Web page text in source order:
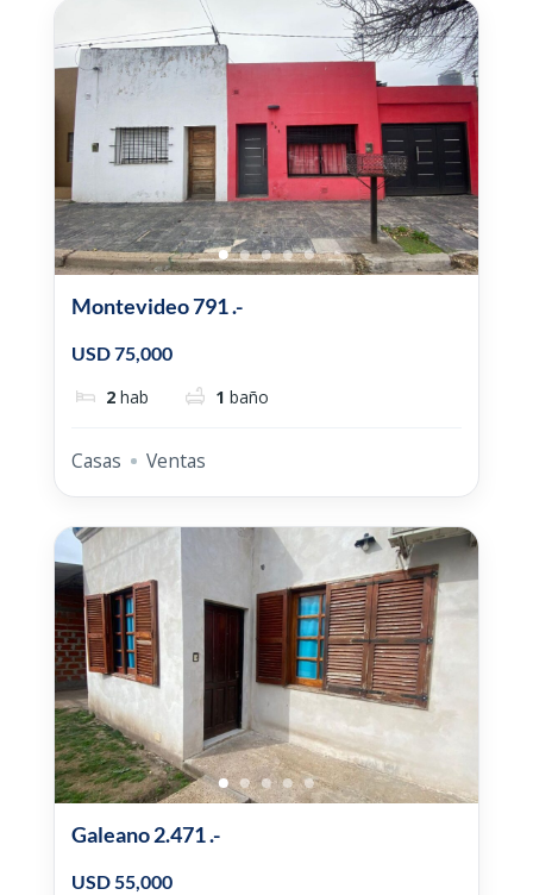
Montevideo 791 .-
USD 75,000
2 hab 1 baño
Casas Ventas
Galeano 2.471 .-
USD 55,000